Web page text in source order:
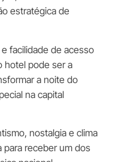
estratégica de
facilidade de acesso
hotel pode ser a
a noite do
na capital
nostalgia e clima
para receber um dos